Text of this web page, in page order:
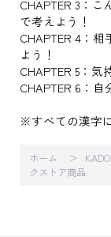
CHAPTER 3：
で考えよう！
CHAPTER 4：
よう！
CHAPTER 5：気
CHAPTER 6：
※すべての漢字
ホーム
クストア商品